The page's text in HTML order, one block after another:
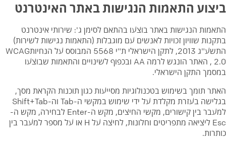
ביצוע התאמות הנגישות באתר האינטרנט
התאמות הנגישות באתר בוצעו בהתאם לסימן ג': שירותי אינטרנט
בתקנות שוויון זכויות לאנשים עם מוגבלות (התאמות נגישות לשירות)
התשע"ג 2013, לתקן הישראלי ת"י 5568 המבוסס על הנחיותWCAG
2.0 , האתר הונגש לרמה AA ובכפוף לשינויים והתאמות שבוצעו
במסמך התקן הישראלי.
האתר תומך בשימוש בטכנולוגיות מסייעות כגון תוכנות הקראת מסך,
בגלישה בעזרת מקלדת על ידי שימוש במקשי ה-Tab וה-Shift+Tab
למעבר בין קישורים, מקשי החיצים, מקש ה-Enter לבחירה, מקש ה-
Esc ליציאה מתפריטים וחלונות, לחיצה על H או על מספר למעבר בין
כותרות.